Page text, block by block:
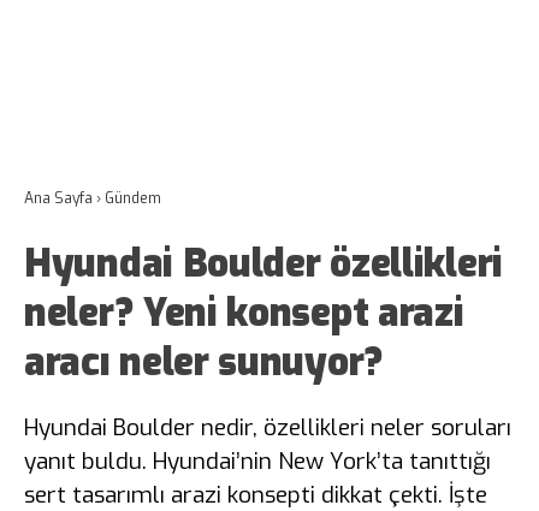
Ana Sayfa › Gündem
Hyundai Boulder özellikleri
neler? Yeni konsept arazi
aracı neler sunuyor?
Hyundai Boulder nedir, özellikleri neler soruları
yanıt buldu. Hyundai’nin New York’ta tanıttığı
sert tasarımlı arazi konsepti dikkat çekti. İşte